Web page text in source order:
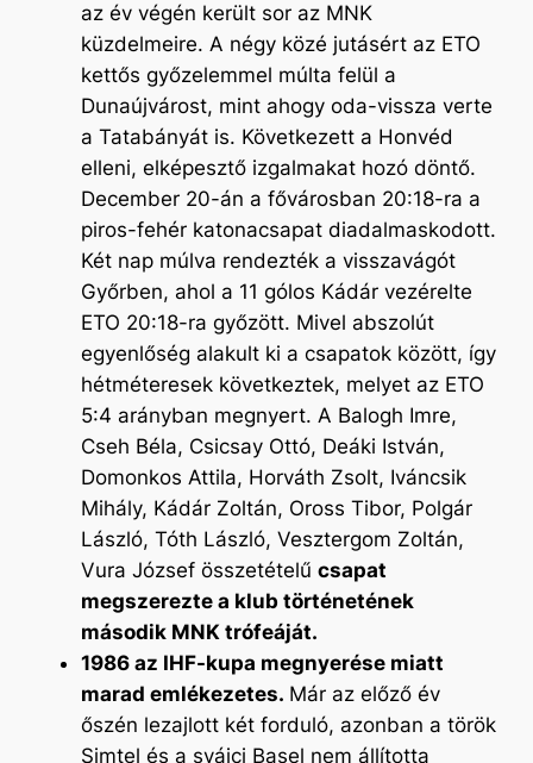
az év végén került sor az MNK
küzdelmeire. A négy közé jutásért az ETO
kettős győzelemmel múlta felül a
Dunaújvárost, mint ahogy oda-vissza verte
a Tatabányát is. Következett a Honvéd
elleni, elképesztő izgalmakat hozó döntő.
December 20-án a fővárosban 20:18-ra a
piros-fehér katonacsapat diadalmaskodott.
Két nap múlva rendezték a visszavágót
Győrben, ahol a 11 gólos Kádár vezérelte
ETO 20:18-ra győzött. Mivel abszolút
egyenlőség alakult ki a csapatok között, így
hétméteresek következtek, melyet az ETO
5:4 arányban megnyert. A Balogh Imre,
Cseh Béla, Csicsay Ottó, Deáki István,
Domonkos Attila, Horváth Zsolt, Iváncsik
Mihály, Kádár Zoltán, Oross Tibor, Polgár
László, Tóth László, Vesztergom Zoltán,
Vura József összetételű csapat
megszerezte a klub történetének
második MNK trófeáját.
1986 az IHF-kupa megnyerése miatt
marad emlékezetes. Már az előző év
őszén lezajlott két forduló, azonban a török
Simtel és a svájci Basel nem állította